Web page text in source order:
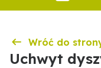
Wróć do
Uchwyt